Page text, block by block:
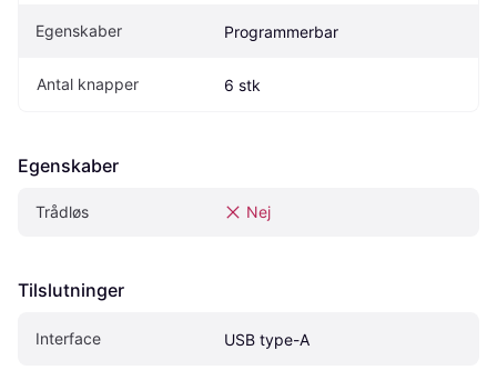
Egenskaber Programmerbar
Antal knapper 6 stk
Egenskaber
Trådløs Nej
Tilslutninger
Interface USB type-A